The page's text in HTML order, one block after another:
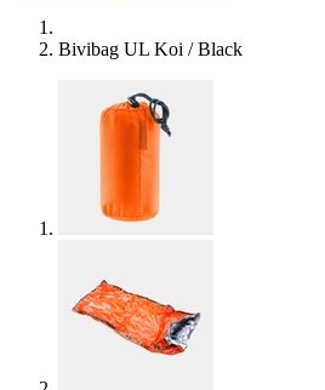
Bivibag UL Koi / Black